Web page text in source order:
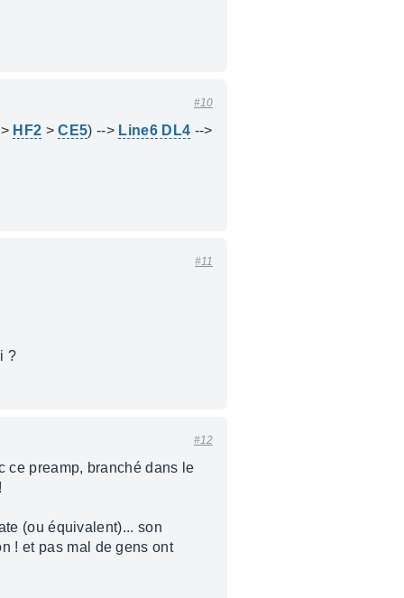
#10
> HF2 >CE5) --> Line6 DL4 -->
#11
?
#12
ce preamp, branché dans le
(ou équivalent)... son
! et pas mal de gens ont